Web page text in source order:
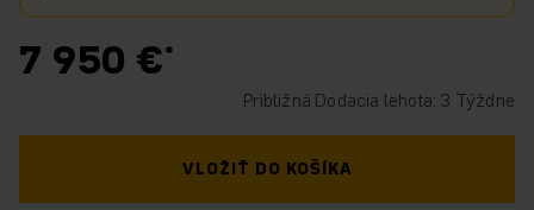
7 950 €
Približná Dodacia lehota: 3 Týždne
VLOŽIŤ DO KOŠÍKA